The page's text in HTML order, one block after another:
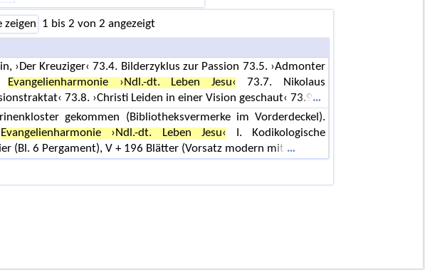
zeigen 1 bis 2 von 2 angezeigt
›Der Kreuziger‹ 73.4. Bilderzyklus zur Passion 73.5. ›Admonter
Evangelienharmonie ›Ndl.-dt. Leben Jesu‹
73.7. Nikolaus
73.8. ›Christi Leiden in einer Vision geschaut‹ 73.9
gekommen (Bibliotheksvermerke im Vorderdeckel).
Evangelienharmonie ›Ndl.-dt. Leben Jesu‹
I. Kodikologische
(Bl. 6 Pergament), V + 196 Blätter (Vorsatz modern mit